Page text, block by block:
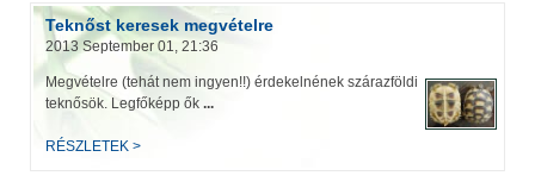
Teknőst keresek megvételre
2013 September 01, 21:36
Megvételre (tehát nem ingyen!!) érdekelnének szárazföldi
teknősök. Legfőképp ők ...
RÉSZLETEK >